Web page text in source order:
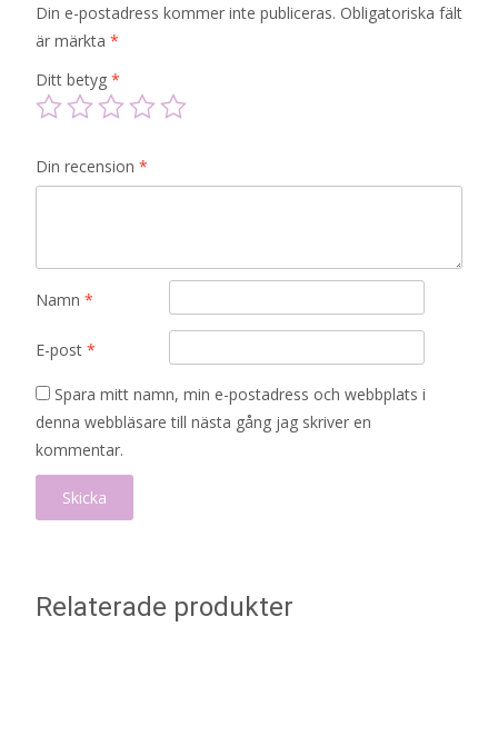
Din e-postadress kommer inte publiceras. Obligatoriska fält
är märkta *
Ditt betyg *
Din recension *
Namn *
E-post *
Spara mitt namn, min e-postadress och webbplats i
denna webbläsare till nästa gång jag skriver en
kommentar.
Relaterade produkter